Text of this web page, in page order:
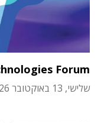
Forum
שלישי, 13 באוקטובר 2026